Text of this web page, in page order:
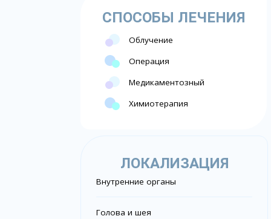
СПОСОБЫ ЛЕЧЕНИЯ
Облучение
Операция
Медикаментозный
Химиотерапия
ЛОКАЛИЗАЦИЯ
Внутренние органы
Голова и шея